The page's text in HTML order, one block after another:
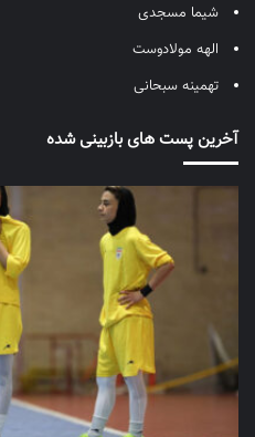
شیما مسجدی
الهه مولادوست
تهمینه سبحانی
آخرین پست های بازبینی شده